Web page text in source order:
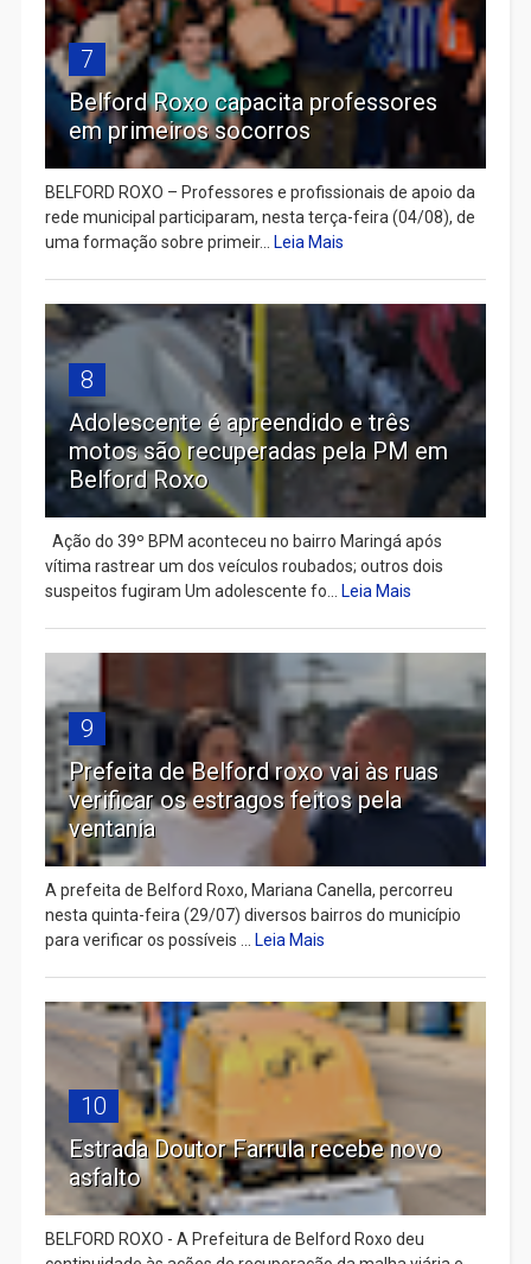
7
Belford Roxo capacita professores
em primeiros socorros
BELFORD ROXO – Professores e profissionais de apoio da
rede municipal participaram, nesta terça-feira (04/08), de
uma formação sobre primeir... Leia Mais
8
Adolescente é apreendido e três
motos são recuperadas pela PM em
Belford Roxo
Ação do 39º BPM aconteceu no bairro Maringá após
vítima rastrear um dos veículos roubados; outros dois
suspeitos fugiram Um adolescente fo... Leia Mais
9
Prefeita de Belford roxo vai às ruas
verificar os estragos feitos pela
ventania
A prefeita de Belford Roxo, Mariana Canella, percorreu
nesta quinta-feira (29/07) diversos bairros do município
para verificar os possíveis ... Leia Mais
10
Estrada Doutor Farrula recebe novo
asfalto
BELFORD ROXO - A Prefeitura de Belford Roxo deu